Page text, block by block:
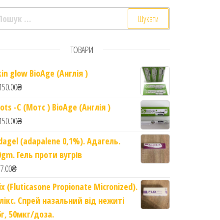
гідрохлорид 0,4 мг). 28 капсул quantity
ТОВАРИ
glow BioAge (Англія )
₴
-C (Мотс ) BioAge (Англія )
₴
(adapalene 0,1%). Адагель.
Гель проти вугрів
₴
(Fluticasone Propionate Micronized).
Спрей назальний від нежиті
50мкг/доза.